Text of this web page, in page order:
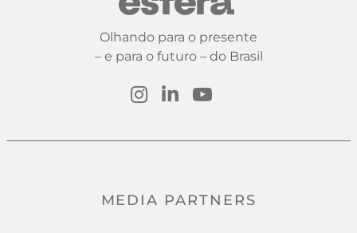
Olhando para o presente
– e para o futuro – do Brasil
MEDIA PARTNERS